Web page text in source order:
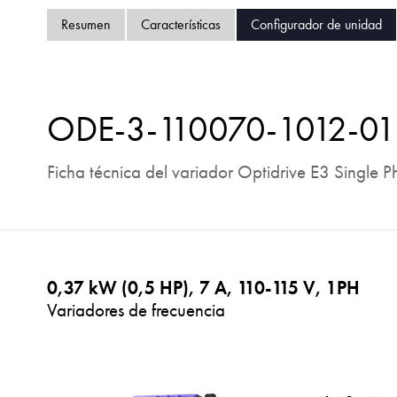
Resumen Características Configurador de unidad
ODE-3-110070-1012-01
Ficha técnica del variador Optidrive E3 Single
0,37 kW (0,5 HP), 7 A, 110-115 V, 1PH
Variadores de frecuencia